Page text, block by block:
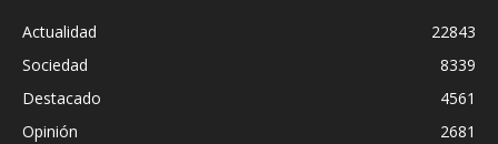
Actualidad
22843
Sociedad
8339
Destacado
4561
Opinión
2681